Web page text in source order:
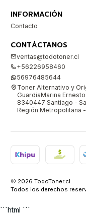
INFORMACIÓN
Contacto
CONTÁCTANOS
ventas@todotoner.cl
+56226958460
56976485644
Toner Alternativo y
GuardiaMarina
8340447 Santiago -
Región Metropolitana
2026 TodoToner.cl.
Todos los derechos
```html ```